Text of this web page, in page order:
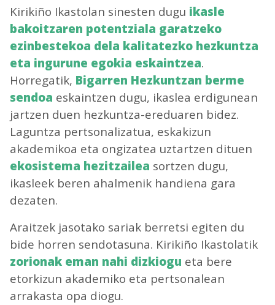
Kirikiño Ikastolan sinesten dugu ikasle
bakoitzaren potentziala garatzeko
ezinbestekoa dela kalitatezko hezkuntza
eta ingurune egokia eskaintzea.
Horregatik, Bigarren Hezkuntzan berme
sendoa eskaintzen dugu, ikaslea erdigunean
jartzen duen hezkuntza-ereduaren bidez.
Laguntza pertsonalizatua, eskakizun
akademikoa eta ongizatea uztartzen dituen
ekosistema hezitzailea sortzen dugu,
ikasleek beren ahalmenik handiena gara
dezaten.
Araitzek jasotako sariak berretsi egiten du
bide horren sendotasuna. Kirikiño Ikastolatik
zorionak eman nahi dizkiogu eta bere
etorkizun akademiko eta pertsonalean
arrakasta opa diogu.